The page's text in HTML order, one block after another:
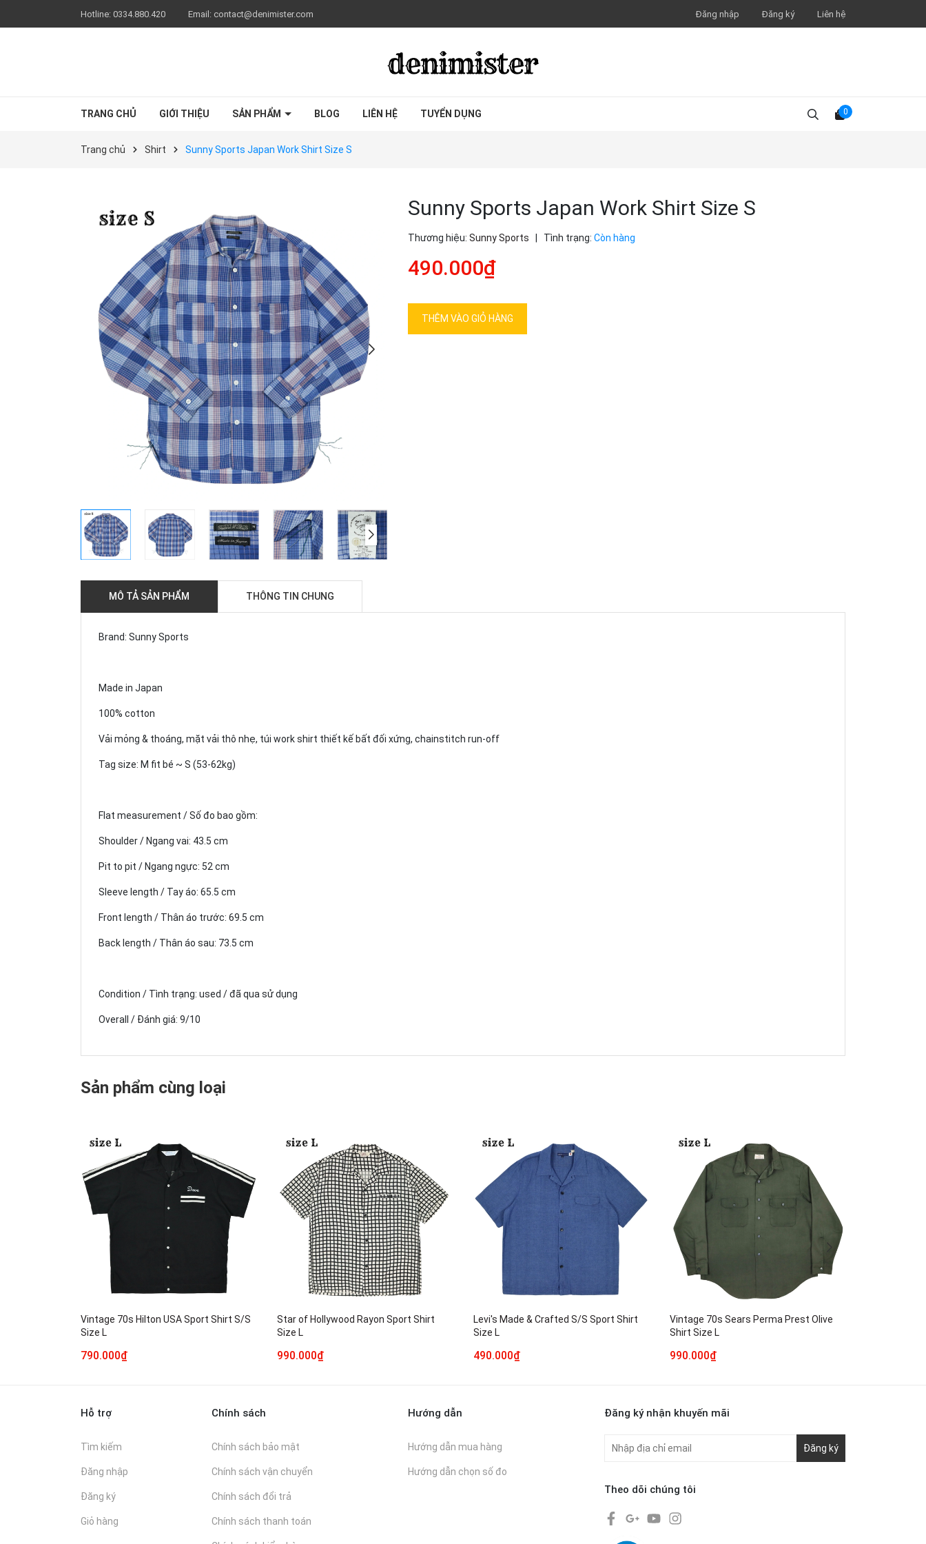
Hotline: 0334.880.420 Email: contact@denimister.com Đăng nhập Đăng ký Liên hệ
TRANG CHỦ GIỚI THIỆU SẢN PHẨM BLOG LIÊN HỆ TUYỂN DỤNG 0
Trang chủ Shirt Sunny Sports Japan Work Shirt Size S
Sunny Sports Japan Work Shirt Size S
Thương hiệu: Sunny Sports Tình trạng: Còn hàng
490.000₫
THÊM VÀO GIỎ HÀNG
MÔ TẢ SẢN PHẨM THÔNG TIN CHUNG
Brand: Sunny Sports
Made in Japan
100% cotton
Vải mỏng & thoáng, mặt vải thô nhẹ, túi work shirt thiết kế bất đối xứng, chainstitch run-off
Tag size: M fit bé ~ S (53-62kg)
Flat measurement / Số đo bao gồm:
Shoulder / Ngang vai: 43.5 cm
Pit to pit / Ngang ngực: 52 cm
Sleeve length / Tay áo: 65.5 cm
Front length / Thân áo trước: 69.5 cm
Back length / Thân áo sau: 73.5 cm
Condition / Tình trạng: used / đã qua sử dụng
Overall / Đánh giá: 9/10
Sản phẩm cùng loại
Vintage 70s Hilton USA Sport Shirt S/S
Size L
790.000₫
Star of Hollywood Rayon Sport Shirt
Size L
990.000₫
Levi's Made & Crafted S/S Sport Shirt
Size L
490.000₫
Vintage 70s Sears Perma Prest Olive
Shirt Size L
990.000₫
Hỗ trợ
Tìm kiếm
Đăng nhập
Đăng ký
Giỏ hàng
Chính sách
Chính sách bảo mật
Chính sách vận chuyển
Chính sách đổi trả
Chính sách thanh toán
Hướng dẫn
Hướng dẫn mua hàng
Hướng dẫn chọn số đo
Đăng ký nhận khuyến mãi
Đăng ký
Theo dõi chúng tôi